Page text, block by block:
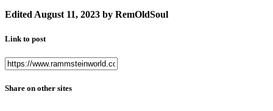
EditedAugust 11, 2023 by RemOldSoul
Link to post
Share on other sites